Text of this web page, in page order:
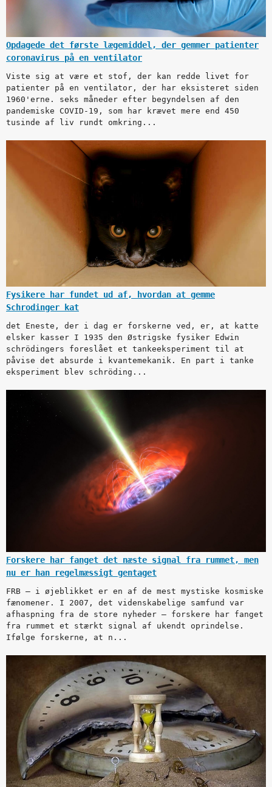
Opdagede det første lægemiddel, der gemmer patienter
coronavirus på en ventilator
Viste sig at være et stof, der kan redde livet for
patienter på en ventilator, der har eksisteret siden
1960'erne. seks måneder efter begyndelsen af den
pandemiske COVID-19, som har krævet mere end 450
tusinde af liv rundt omkring...
Fysikere har fundet ud af, hvordan at gemme
Schrodinger kat
det Eneste, der i dag er forskerne ved, er, at katte
elsker kasser I 1935 den Østrigske fysiker Edwin
schrödingers foreslået et tankeeksperiment til at
påvise det absurde i kvantemekanik. En part i tanke
eksperiment blev schröding...
Forskere har fanget det næste signal fra rummet, men
nu er han regelmæssigt gentaget
FRB — i øjeblikket er en af de mest mystiske kosmiske
fænomener. I 2007, det videnskabelige samfund var
afhaspning fra de store nyheder — forskere har fanget
fra rummet et stærkt signal af ukendt oprindelse.
Ifølge forskerne, at n...